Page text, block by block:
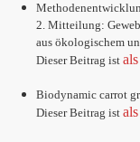
2. Mitteilung:
aus ökologischem
Dieser Beitrag ist
Biodynamic carrot
Dieser Beitrag ist